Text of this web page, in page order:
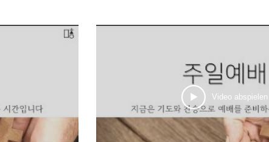
Video abspielen